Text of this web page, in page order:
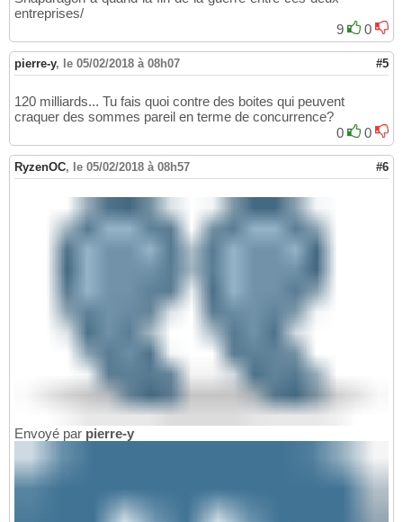
entreprises/
9
0
pierre-y, le 05/02/2018 à 08h07 #5
120 milliards... Tu fais quoi contre des boites qui peuvent
craquer des sommes pareil en terme de concurrence?
0
0
RyzenOC, le 05/02/2018 à 08h57 #6
Envoyé par pierre-y